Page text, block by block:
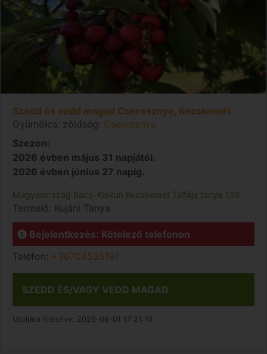
Szedd és vedd magad Cseresznye, Kecskemét
Gyümölcs, zöldség: Cseresznye
Szezon:
2026 évben május 31 napjától.
2026 évben június 27 napig.
Magyarország Bács-Kiskun Kecskemét Talfája tanya 139.
Termelő: Kujáni Tanya
Bejelentkezés: Kötelező telefonon
Telefon: +36704535191
SZEDD ÉS/VAGY VEDD MAGAD
Utoljára frissítve: 2026-06-01 17:21:10